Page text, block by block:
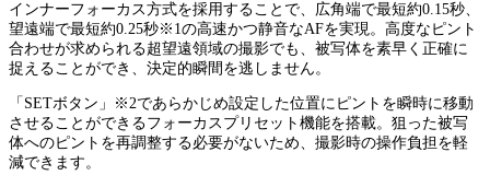
インナーフォーカス方式を採用することで、広角端で最短約0.15秒、
望遠端で最短約0.25秒※1の高速かつ静音なAFを実現。高度なピント
合わせが求められる超望遠領域の撮影でも、被写体を素早く正確に
捉えることができ、決定的瞬間を逃しません。
「SETボタン」※2であらかじめ設定した位置にピントを瞬時に移動
させることができるフォーカスプリセット機能を搭載。狙った被写
体へのピントを再調整する必要がないため、撮影時の操作負担を軽
減できます。